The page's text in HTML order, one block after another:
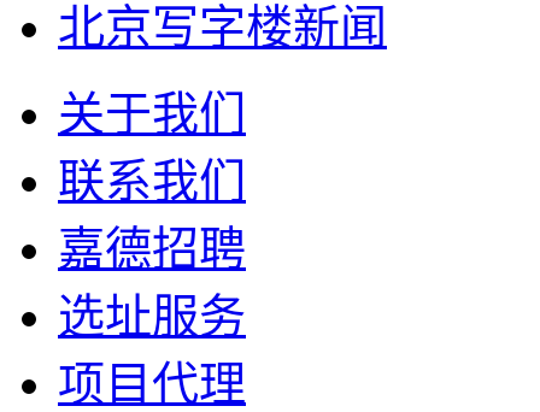
北京写字楼新闻
关于我们
联系我们
嘉德招聘
选址服务
项目代理